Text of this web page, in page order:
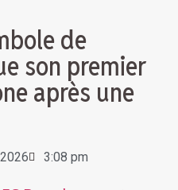
de
son premier
après une
3:08 pm